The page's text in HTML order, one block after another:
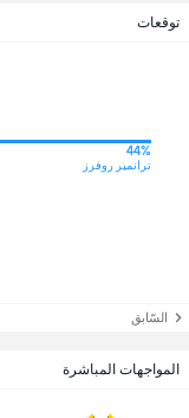
توقعات
44%
ترانمير روفرز
السّابق
المواجهات المباشرة